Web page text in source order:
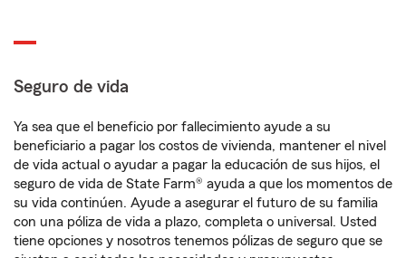
Seguro de vida
Ya sea que el beneficio por fallecimiento ayude a su
beneficiario a pagar los costos de vivienda, mantener el nivel
de vida actual o ayudar a pagar la educación de sus hijos, el
seguro de vida de State Farm® ayuda a que los momentos de
su vida continúen. Ayude a asegurar el futuro de su familia
con una póliza de vida a plazo, completa o universal. Usted
tiene opciones y nosotros tenemos pólizas de seguro que se